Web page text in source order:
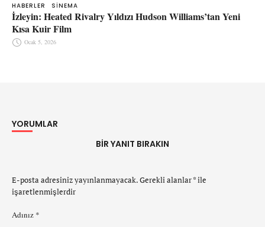
HABERLER SINEMA
İzleyin: Heated Rivalry Yıldızı Hudson Williams’tan Yeni
Kısa Kuir Film
Ocak 5, 2026
YORUMLAR
BIR YANIT BIRAKIN
E-posta adresiniz yayınlanmayacak.Gerekli alanlar*ile
işaretlenmişlerdir
Adınız *